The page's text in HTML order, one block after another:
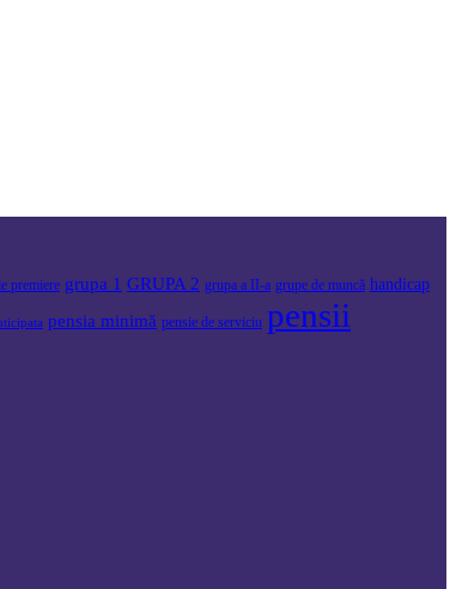
premiere grupa 1 GRUPA 2 grupa a II-a grupe de muncă handicap
pensia minimă pensie de serviciu pensii